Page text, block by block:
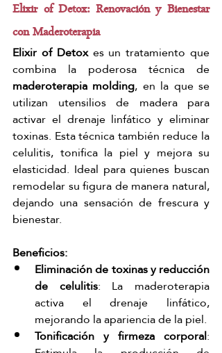
Elixir of Detox: Renovación y Bienestar
con Maderoterapia
Elixir of Detox es un tratamiento que
maderoterapia molding, en la que se
utilizan utensilios de madera para
activar el drenaje linfático y eliminar
toxinas. Esta técnica también reduce la
celulitis, tonifica la piel y mejora su
elasticidad. Ideal para quienes buscan
remodelar su figura de manera natural,
dejando una sensación de frescura y
bienestar.
Beneficios:
Eliminación de toxinas y reducción
de celulitis: La maderoterapia
activa el drenaje linfático,
mejorando la apariencia de la piel.
Tonificación y firmeza corporal: